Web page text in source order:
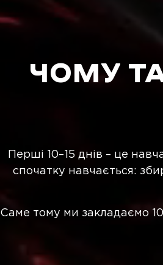
ЧОМУ
Перші 10–15 днів – це
спочатку навчається:
Саме тому ми закладаємо